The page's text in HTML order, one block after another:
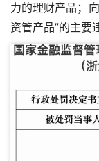
力的理财产品；
资管产品”的主要